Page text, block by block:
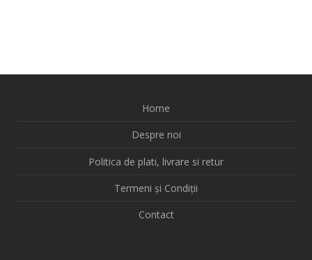
Home
Despre noi
Politica de plati, livrare si retur
Termeni și Condiții
Contact